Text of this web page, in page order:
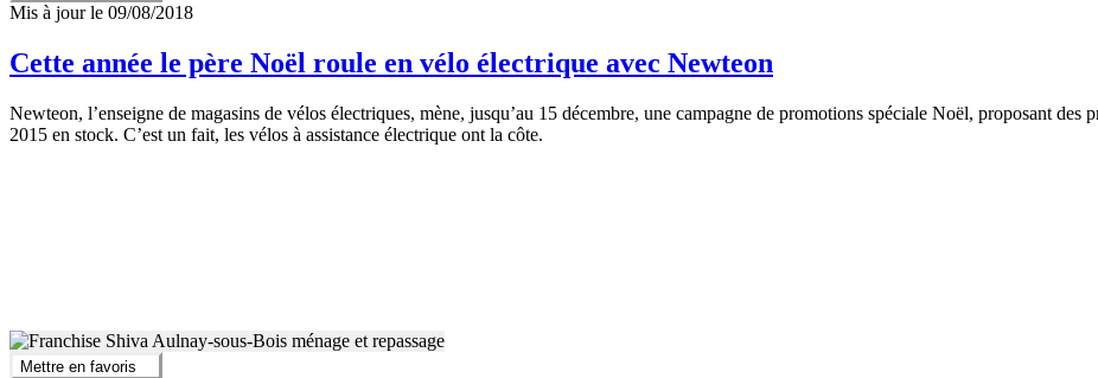
Mis à jour le 09/08/2018
Cette année le père Noël roule en vélo électrique avec Newteon
Newteon, l’enseigne de magasins de vélos électriques, mène, jusqu’au 15 décembre, une campagne de promotions spéciale Noël, proposant des
2015 en stock. C’est un fait, les vélos à assistance électrique ont la côte.
Mettre en favoris